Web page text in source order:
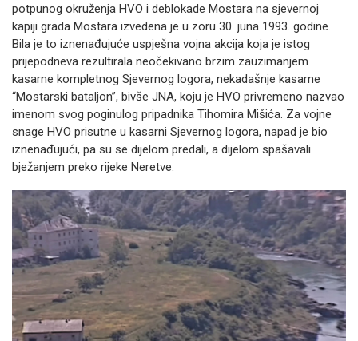
potpunog okruženja HVO i deblokade Mostara na sjevernoj
kapiji grada Mostara izvedena je u zoru 30. juna 1993. godine.
Bila je to iznenađujuće uspješna vojna akcija koja je istog
prijepodneva rezultirala neočekivano brzim zauzimanjem
kasarne kompletnog Sjevernog logora, nekadašnje kasarne
“Mostarski bataljon”, bivše JNA, koju je HVO privremeno nazvao
imenom svog poginulog pripadnika Tihomira Mišića. Za vojne
snage HVO prisutne u kasarni Sjevernog logora, napad je bio
iznenađujući, pa su se dijelom predali, a dijelom spašavali
bježanjem preko rijeke Neretve.